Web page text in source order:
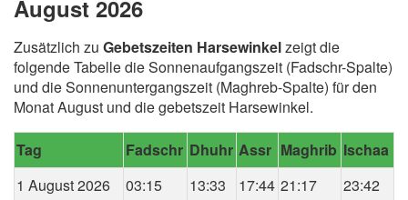
August 2026
Zusätzlich zu Gebetszeiten Harsewinkelzeigt die
folgende Tabelle die Sonnenaufgangszeit (Fadschr-Spalte)
und die Sonnenuntergangszeit (Maghreb-Spalte) für den
Monat August und die gebetszeit Harsewinkel.
Tag Fadschr Dhuhr Assr Maghrib Ischaa
1 August 2026
03:15 13:33 17:44 21:17
23:42